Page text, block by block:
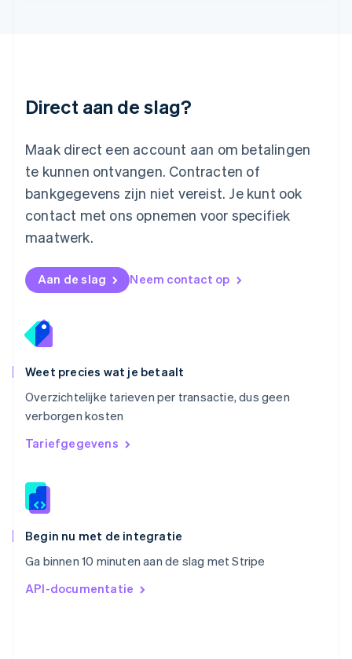
Direct aan de slag?
Maak direct een account aan om betalingen
te kunnen ontvangen. Contracten of
bankgegevens zijn niet vereist. Je kunt ook
contact met ons opnemen voor specifiek
maatwerk.
Aan de slag Neem contact op
Weet precies wat je betaalt
Overzichtelijke tarieven per transactie, dus geen
verborgen kosten
Tariefgegevens
Begin nu met de integratie
Ga binnen 10 minuten aan de slag met Stripe
API-documentatie
Mexico
Español English
NederlandsEnglish
Nieuw-Zeeland
English
Noorwegen
English
DeutschEnglish
English
Portugal
Roemenië
English
English简体中文
EnglishItaliano
Slowakije
English
Spanje
Thailand
Tsjechië
English
简体中文English
English